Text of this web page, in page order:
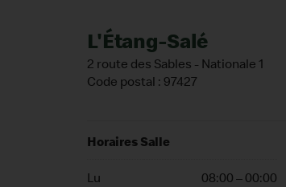
L'Étang-Salé
2 route des Sables - Nationale 1
Code postal : 97427
Horaires Salle
Lu 08:00 – 00:00